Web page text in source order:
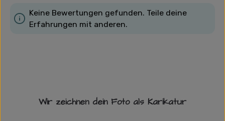
Keine Bewertungen gefunden. Teile deine
Erfahrungen mit anderen.
Wir zeichnen dein Foto als Karikatur